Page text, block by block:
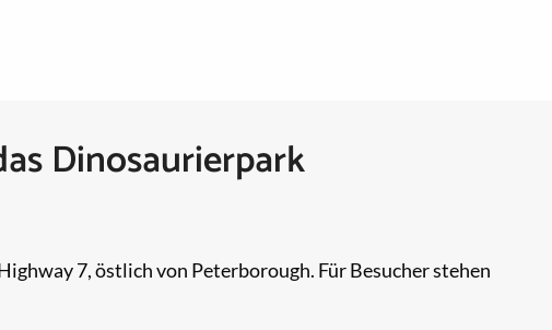
Dinosaurierpark
7, östlich von Peterborough. Für Besucher stehen